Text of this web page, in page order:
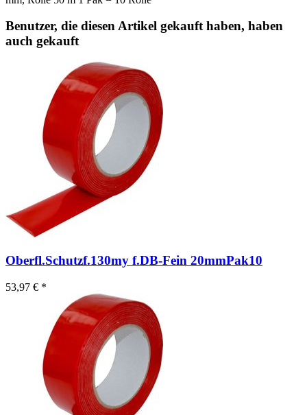
Benutzer, die diesen Artikel gekauft haben, haben
auch gekauft
Oberfl.Schutzf.130my f.DB-Fein 20mmPak10
53,97 € *